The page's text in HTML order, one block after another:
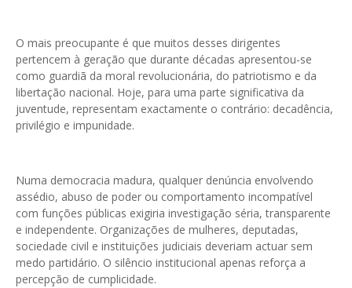
O mais preocupante é que muitos desses dirigentes
pertencem à geração que durante décadas apresentou-se
como guardiã da moral revolucionária, do patriotismo e da
libertação nacional. Hoje, para uma parte significativa da
juventude, representam exactamente o contrário: decadência,
privilégio e impunidade.
Numa democracia madura, qualquer denúncia envolvendo
assédio, abuso de poder ou comportamento incompatível
com funções públicas exigiria investigação séria, transparente
e independente. Organizações de mulheres, deputadas,
sociedade civil e instituições judiciais deveriam actuar sem
medo partidário. O silêncio institucional apenas reforça a
percepção de cumplicidade.